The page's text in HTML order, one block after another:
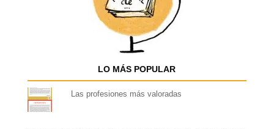
LO MÁS POPULAR
Las profesiones más valoradas